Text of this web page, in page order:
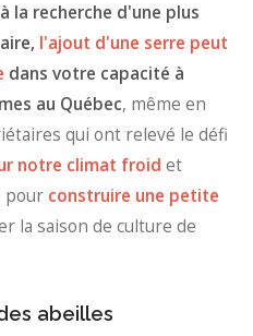
la recherche d'une plus
, l'ajout d'une serre peut
dans votre capacité à
au Québec, même en
qui ont relevé le défi
notre climat froid et
pour construire une petite
la saison de culture de
abeilles